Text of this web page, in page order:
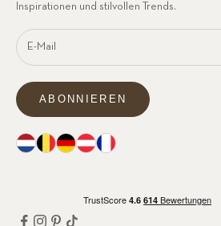
Inspirationen und stilvollen Trends.
ABONNIEREN